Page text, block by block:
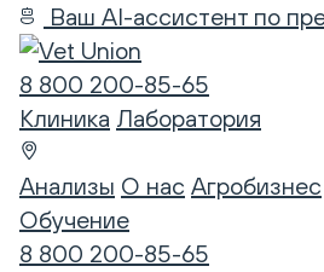
Ваш AI-ассистент по
8 800 200-85-65
Клиника Лаборатория
Анализы О нас Агробизнес
Обучение
8 800 200-85-65